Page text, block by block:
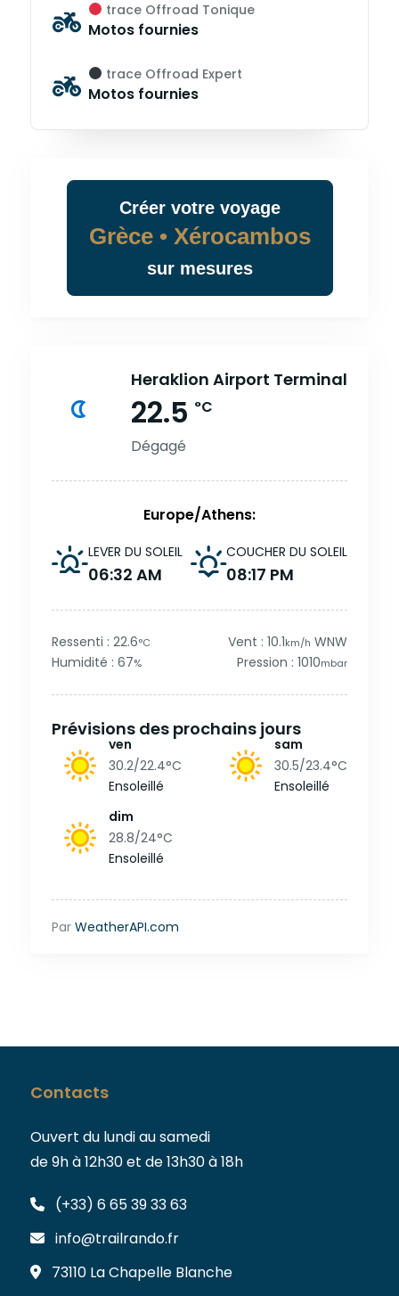
trace Offroad Tonique
Motos fournies
trace Offroad Expert
Motos fournies
Créer votrevoyage
Grèce • Xérocambos
sur mesures
Heraklion Airport Terminal
22.5 °C
Dégagé
Europe/Athens:
LEVER DU SOLEIL
06:32 AM
COUCHER DU SOLEIL
08:17 PM
Ressenti : 22.6°C Vent : 10.1km/h WNW
Humidité : 67% Pression : 1010mbar
Prévisions des prochains jours
ven
30.2/22.4°C
Ensoleillé
sam
30.5/23.4°C
Ensoleillé
dim
28.8/24°C
Ensoleillé
Par WeatherAPI.com
Contacts
Ouvert du lundi au samedi
de 9h à 12h30 et de 13h30 à 18h
(+33) 6 65 39 33 63
info@trailrando.fr
73110 La Chapelle Blanche